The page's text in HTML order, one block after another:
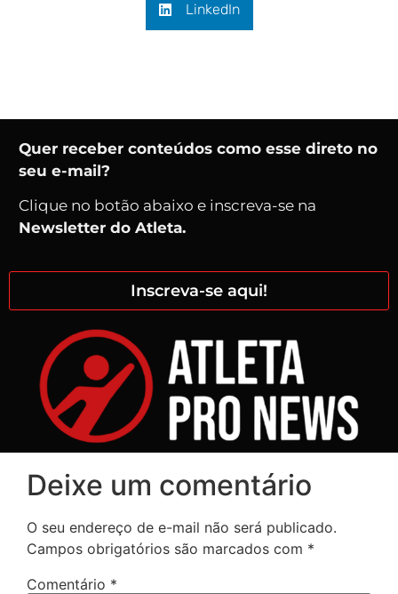
LinkedIn
Quer receber conteúdos como esse direto no
seu e-mail?
Clique no botão abaixo e inscreva-se na
Newsletter do Atleta.
Inscreva-se aqui!
Deixe um comentário
O seu endereço de e-mail não será publicado.
Campos obrigatórios são marcados com *
Comentário *